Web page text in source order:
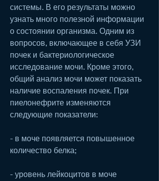
системы. В его результаты можно
узнать много полезной информации
о состоянии организма. Одним из
вопросов, включающее в себя УЗИ
почек и бактериологическое
исследование мочи. Кроме этого,
общий анализ мочи может показать
наличие воспаления почек. При
пиелонефрите изменяются
следующие показатели:
- в моче появляется повышенное
количество белка;
- уровень лейкоцитов в моче